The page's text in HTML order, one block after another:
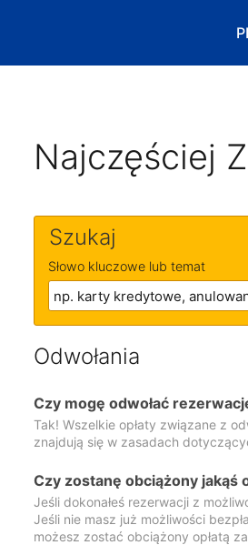
Najczęściej
Szukaj
Słowo kluczowe lub temat
Odwołania
Czy mogę odwołać
Tak! Wszelkie opłaty związane z
znajdują się w zasadach
Czy zostanę obciążony jakąś
Jeśli dokonałeś rezerwacji z
Jeśli nie masz już możliwości
możesz zostać obciążony opłatą